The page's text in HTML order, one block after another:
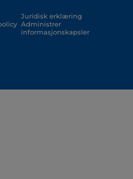
Juridisk erklæring
Administrer
informasjonskapsler